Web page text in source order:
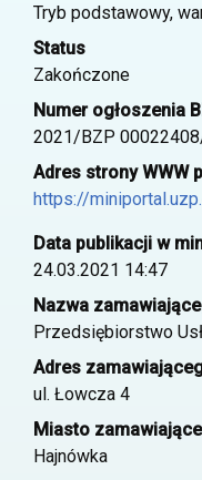
Tryb podstawowy,
Status
Zakończone
Numer ogłoszenia
2021/BZP
Adres strony WWW
https://
Data publikacji w
24.03.2021 14:47
Nazwa
Przedsiębiorstwo
Adres
ul. Łowcza 4
Miasto
Hajnówka